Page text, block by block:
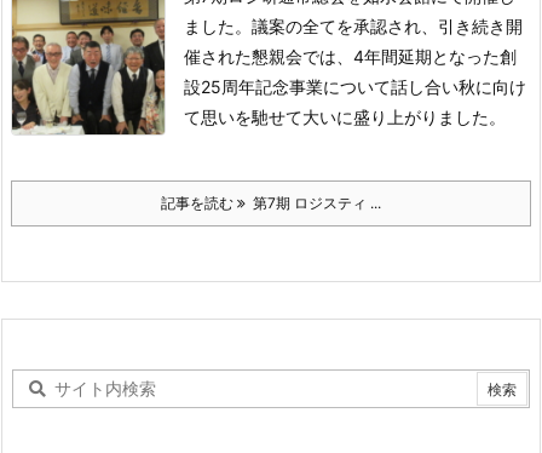
ました。 議案の全てを承認され、引き続き開
催された懇親会では、4年間延期となった創
設25周年記念事業について話し合い秋に向け
て思いを馳せて大いに盛り上がりました。
記事を読む 第7期 ロジスティ ...